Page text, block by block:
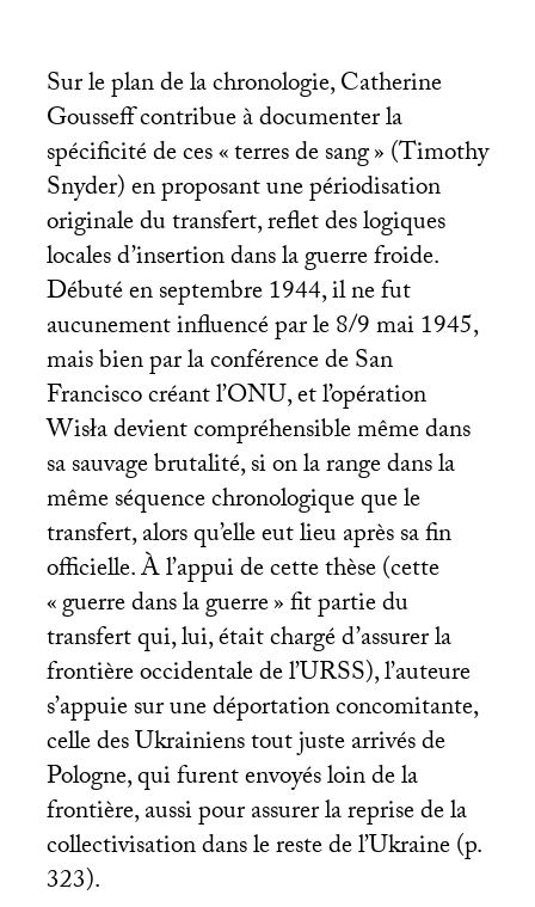
Sur le plan de la chronologie, Catherine
Gousseff contribue à documenter la
spécificité de ces «terres de sang» (Timothy
Snyder) en proposant une périodisation
originale du transfert, reflet des logiques
locales d’insertion dans la guerre froide.
Débuté en septembre 1944, il ne fut
aucunement influencé par le 8/9 mai 1945,
mais bien par la conférence de San
Francisco créant l’ONU, et l’opération
Wisła devient compréhensible même dans
sa sauvage brutalité, si on la range dans la
même séquence chronologique que le
transfert, alors qu’elle eut lieu après sa fin
officielle. À l’appui de cette thèse (cette
«guerre dans la guerre» fit partie du
transfert qui, lui, était chargé d’assurer la
frontière occidentale de l’URSS), l’auteure
s’appuie sur une déportation concomitante,
celle des Ukrainiens tout juste arrivés de
Pologne, qui furent envoyés loin de la
frontière, aussi pour assurer la reprise de la
collectivisation dans le reste de l’Ukraine (p.
323).